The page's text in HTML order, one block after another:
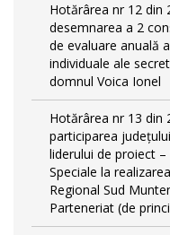
Hotărârea nr 12 din
desemnarea a 2
de evaluare anuală
individuale ale
domnul Voica Ionel
Hotărârea nr 13 din
participarea
liderului de proiect
Speciale la
Regional Sud
Parteneriat (de